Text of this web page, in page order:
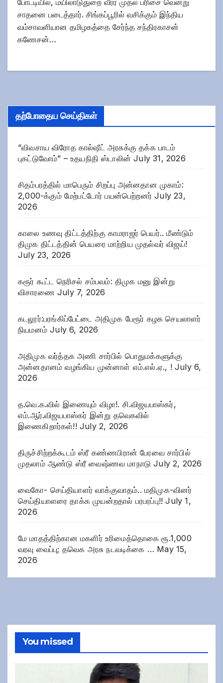
போட்டியில், மயிலாடுதுறை வீரர் முதல் பரிசை வென்று
சாதனை படைத்தார். சிங்கப்பூரில் வசிக்கும் இந்திய
வம்சாவளியான தமிழகத்தை சேர்ந்த சந்திரகாசன்
கணேசன்…
தற்போதைய செய்திகள்
“விவசாய விரோத கால்ஷீட் அரசுக்கு தக்க பாடம்
புகட்டுவோம்” – உதயநிதி ஸ்டாலின் July 31, 2026
சிதம்பரத்தில் மாபெரும் சிறப்பு அன்னதான முகாம்:
2,000-க்கும் மேற்பட்டோர் பயன்பெற்றனர் July 23,
2026
காலை உணவு திட்டத்திற்கு காமராஜர் பெயர்.. மீண்டும்
திமுக திட்டத்தின் பெயரை மாற்றிய முதல்வர் விஜய்!
July 23, 2026
கரூர் கூட்ட நெரிசல் சம்பவம்: திமுக மனு இன்று
விசாரணை July 7, 2026
கடலூர்:பரங்கிப்பேட்டை அதிமுக பேரூர் கழக செயலாளர்
நியமனம் July 6, 2026
அதிமுக வர்த்தக அணி சார்பில் பொதுமக்களுக்கு
அன்னதானம் வழங்கிய முன்னாள் எம்.எல்.ஏ., ! July 6,
2026
த.வெ.க.வில் இணையும் விழா!. சி.விஜயபாஸ்கர்,
எம்.ஆர்.விஜயபாஸ்கர் இன்று தவெகவில்
இணைகிறார்கள்!! July 2, 2026
திருச்சிற்றக்கூடம் ஸ்ரீ கண்ணபிரான் பேரவை சார்பில்
முதலாம் ஆண்டு ஸ்ரீ வைஷ்ணவ மாநாடு July 2, 2026
வைகோ- செய்தியாளர் வாக்குவாதம்.. மதிமுக-வினர்
செய்தியாளரை தாக்க முயன்றதால் பரபரப்பு!! July 1,
2026
மே மாதத்திற்கான மகளிர் உரிமைத்தொகை ரூ.1,000
வரவு வைப்பு; தவெக அரசு நடவடிக்கை … May 15,
2026
You missed